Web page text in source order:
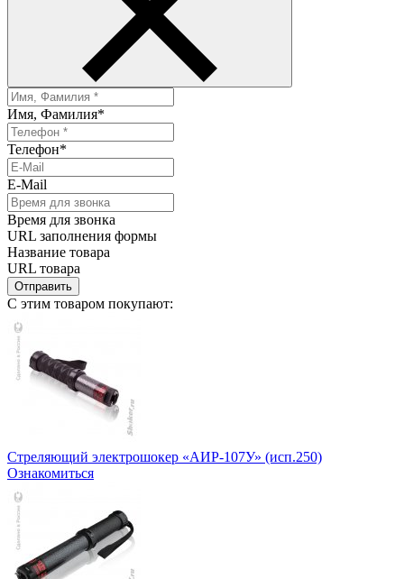
Имя, Фамилия*
Телефон*
E-Mail
Время для звонка
URL заполнения формы
Название товара
URL товара
Отправить
С этим товаром покупают:
Стреляющий электрошокер «АИР-107У» (исп.250)
Ознакомиться